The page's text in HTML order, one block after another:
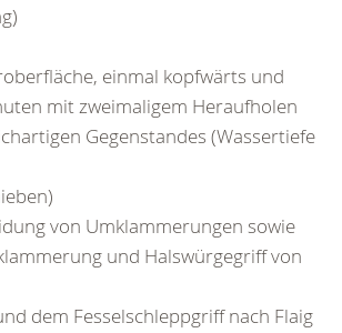
einmal kopfwärts und
mit zweimaligem Heraufholen
Gegenstandes (Wassertiefe
von Umklammerungen sowie
und Halswürgegriff von
dem Fesselschleppgriff nach Flaig